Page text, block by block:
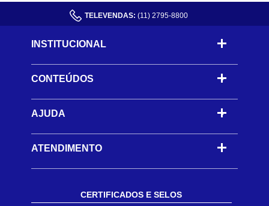
TELEVENDAS: (11) 2795-8800
INSTITUCIONAL
CONTEÚDOS -
AJUDA -
ATENDIMENTO
CERTIFICADOS E SELOS